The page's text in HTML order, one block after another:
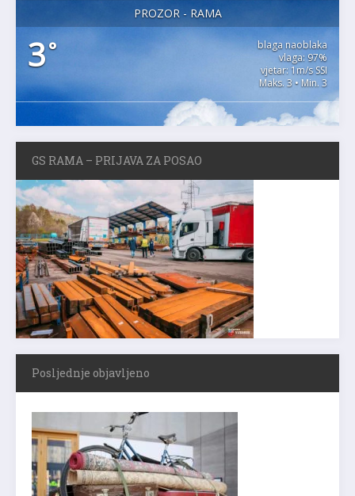
PROZOR - RAMA
3°
blaga naoblaka
vlaga: 97%
vjetar: 1m/s SSI
Maks. 3 • Min. 3
GS RAMA – PRIJAVA ZA POSAO
Posljednje objavljeno